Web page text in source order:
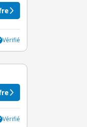
Vérifié
Vérifié